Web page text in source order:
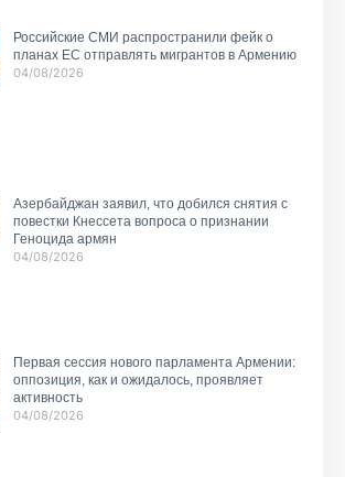
Российские СМИ распространили фейк о
планах ЕС отправлять мигрантов в Армению
04/08/2026
Азербайджан заявил, что добился снятия с
повестки Кнессета вопроса о признании
Геноцида армян
04/08/2026
Первая сессия нового парламента Армении:
оппозиция, как и ожидалось, проявляет
активность
04/08/2026